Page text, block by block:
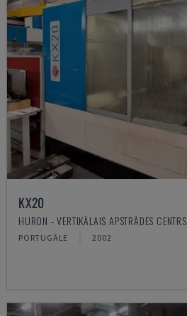
KX20
HURON - VERTIKĀLAIS APSTRĀDES CENTRS
PORTUGĀLE 2002